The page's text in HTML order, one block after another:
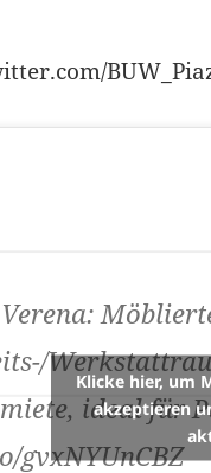
ideal für
gvxNYUnCBZ
Klicke hier, um
akzeptieren